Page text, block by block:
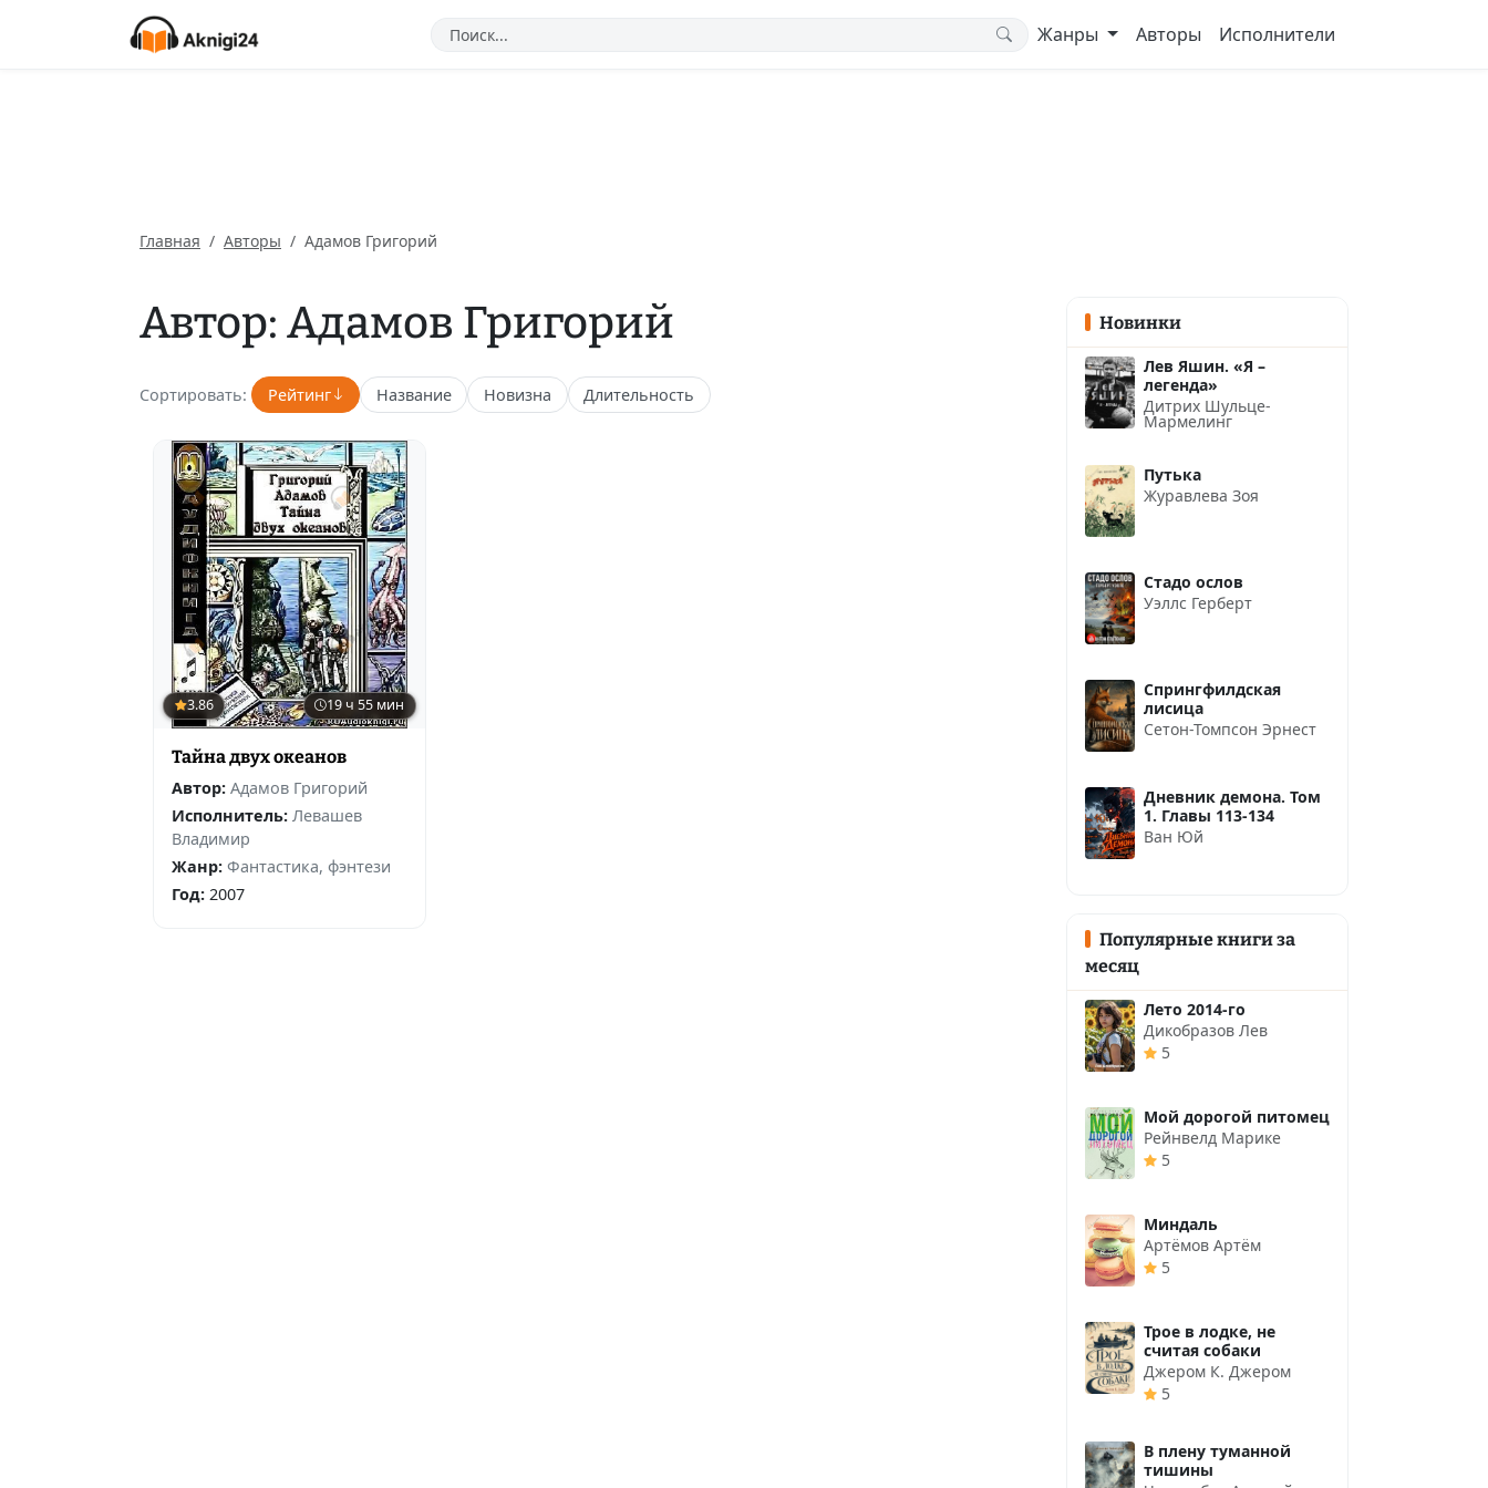
Жанры Авторы Исполнители
Главная Авторы Адамов Григорий
Автор: Адамов Григорий
Сортировать: Рейтинг Название Новизна Длительность
3.86 19 ч 55 мин
Тайна двух океанов
Автор: Адамов Григорий
Исполнитель: Левашев
Владимир
Жанр: Фантастика, фэнтези
Год: 2007
Новинки
Лев Яшин. «Я –
легенда»
Дитрих Шульце-
Мармелинг
Путька
Журавлева Зоя
Стадо ослов
Уэллс Герберт
Спрингфилдская
лисица
Сетон-Томпсон Эрнест
Дневник демона. Том
1. Главы 113-134
Ван Юй
Популярные книги за
месяц
Лето 2014-го
Дикобразов Лев
5
Мой дорогой питомец
Рейнвелд Марике
5
Миндаль
Артёмов Артём
5
Трое в лодке, не
считая собаки
Джером К. Джером
5
В плену туманной
тишины